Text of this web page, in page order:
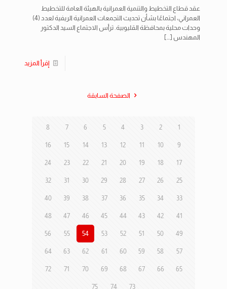
عقد قطاع التخطيط والتنمية العمرانية بالهيئة العامة للتخطيط
العمراني، اجتماعًا بشأن تحديث التجمعات العمرانية الريفية لعدد (4)
وحدات محلية بمحافظة القليوبية. ترأس الاجتماع السيد الدكتور
المهندس […]
إقرأ المزيد
الصفحة السابقة
1
2
3
4
5
6
7
8
9
10
11
12
13
14
15
16
17
18
19
20
21
22
23
24
25
26
27
28
29
30
31
32
33
34
35
36
37
38
39
40
41
42
43
44
45
46
47
48
49
50
51
52
53
54
55
56
57
58
59
60
61
62
63
64
65
66
67
68
69
70
71
72
73
74
75